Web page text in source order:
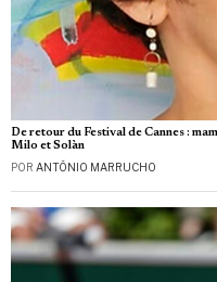
De retour du Festival de Cannes :
Milo et Solàn
POR ANTÓNIO MARRUCHO